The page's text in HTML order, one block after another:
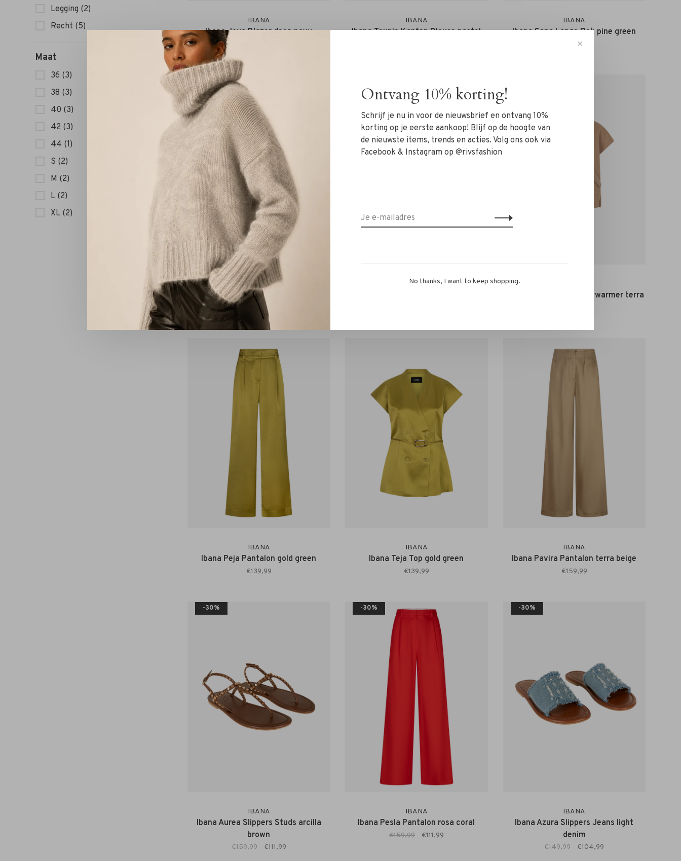
Legging (2)
Recht (5)
Maat
36 (3)
38 (3)
40 (3)
42 (3)
44 (1)
S (2)
M (2)
L (2)
XL (2)
IBANA
Ibana Joya Blazer deep navy
IBANA
Ibana Teunie Kanten Blouse pastel
IBANA
Ibana Sana Lange Rok pine green
€129,99
IBANA
Ibana Jalissa Suede Jack iced coffee
€349,99
IBANA
Ibana Junie Wollen Bodywarmer terra
IBANA
Ibana Peja Pantalon gold green
€139,99
IBANA
Ibana Teja Top gold green
€139,99
IBANA
Ibana Pavira Pantalon terra beige
€159,99
-30%
IBANA
Ibana Aurea Slippers Studs arcilla
brown
€159,99 €111,99
-30%
IBANA
Ibana Pesla Pantalon rosa coral
€159,99 €111,99
-30%
IBANA
Ibana Azura Slippers Jeans light
denim
€149,99 €104,99
✕
Ontvang 10% korting!
Schrijf je nu in voor de nieuwsbrief en ontvang 10%
korting op je eerste aankoop! Blijf op de hoogte van
de nieuwste items, trends en acties. Volg ons ook via
Facebook & Instagram op @rivsfashion
No thanks, I want to keep shopping.